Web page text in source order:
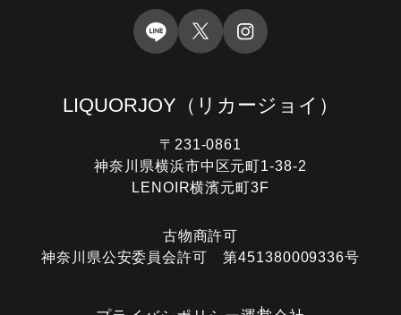
LIQUORJOY （リカージョイ）
〒231-0861
神奈川県横浜市中区元町1-38-2
LENOIR横濱元町3F
古物商許可
神奈川県公安委員会許可 第451380009336号